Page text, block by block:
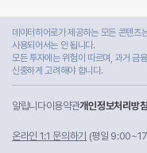
데이터히어로가 제공하는 모든 콘텐츠
사용되어서는 안 됩니다.
모든 투자에는 위험이 따르며, 과거 금
신중하게 고려해야 합니다.
알립니다이용약관개인정보처리방
온라인 1:1 문의하기 (평일